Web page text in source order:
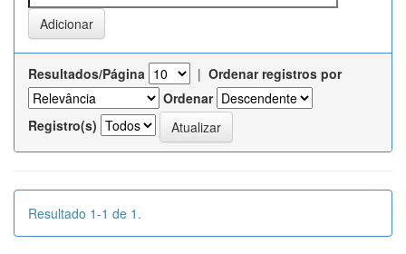
Resultados/Página | Ordenar registros por
Ordenar
Registro(s)
Resultado 1-1 de 1.